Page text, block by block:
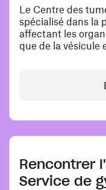
Le Centre des
spécialisé dans la
affectant les
que de la vésicule
Rencontrer
Service de